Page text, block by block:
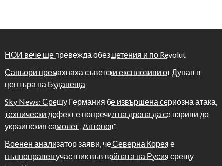
НОИ вече ще превежда обезщетения и по Revolut
Сапьори премахнаха съветски експлозиви от Дунав в
центъра на Будапеща
Sky News: Срещу Германия бе извършена сериозна атака,
технически дефект е попречил на дрона да се взриви до
украинския самолет „Антонов“
Военен анализатор заяви, че Северна Корея е
пълноправен участник във войната на Русия срещу